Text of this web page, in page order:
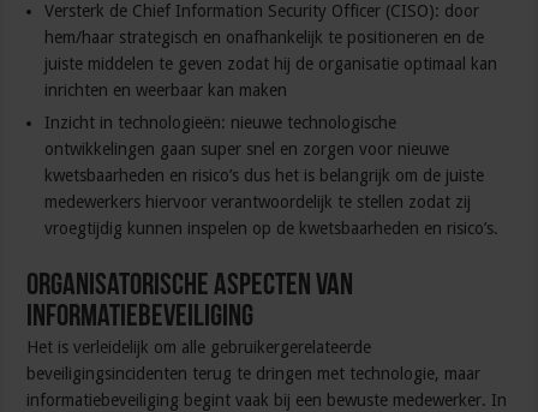
Versterk de Chief Information Security Officer (CISO): door
hem/haar strategisch en onafhankelijk te positioneren en de
juiste middelen te geven zodat hij de organisatie optimaal kan
inrichten en weerbaar kan maken
Inzicht in technologieën: nieuwe technologische
ontwikkelingen gaan super snel en zorgen voor nieuwe
kwetsbaarheden en risico’s dus het is belangrijk om de juiste
medewerkers hiervoor verantwoordelijk te stellen zodat zij
vroegtijdig kunnen inspelen op de kwetsbaarheden en risico’s.
Organisatorische aspecten van
Informatiebeveiliging
Het is verleidelijk om alle gebruikergerelateerde
beveiligingsincidenten terug te dringen met technologie, maar
informatiebeveiliging begint vaak bij een bewuste medewerker. In